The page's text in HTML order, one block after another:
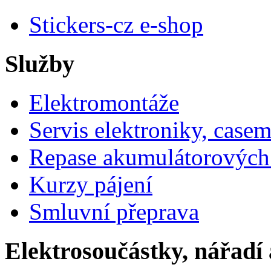
Stickers-cz e-shop
Služby
Elektromontáže
Servis elektroniky,
Repase
Kurzy pájení
Smluvní přeprava
Elektrosoučástky, nářadí